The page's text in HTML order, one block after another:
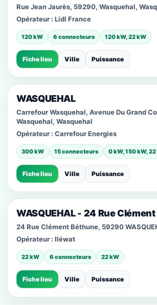
Rue Jean Jaurès, 59290, Wasquehal,
Opérateur : Lidl France
120 kW 6 connecteurs 120 kW, 22 kW
Fiche lieu Ville Puissance
WASQUEHAL
Carrefour Wasquehal, Avenue Du Grand
Wasquehal, Wasquehal
Opérateur : Carrefour Energies
300 kW 15 connecteurs 0 kW, 150 kW,
Fiche lieu Ville Puissance
WASQUEHAL - 24 Rue
24 Rue Clément Béthune, 59290
Opérateur : Iléwat
22 kW 6 connecteurs 22 kW
Fiche lieu Ville Puissance